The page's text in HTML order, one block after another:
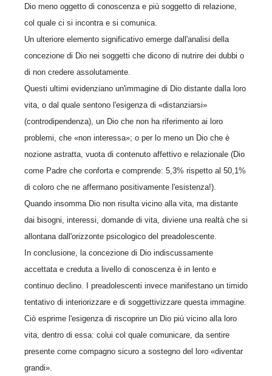
Dio meno oggetto di conoscenza e più soggetto di relazione,
col quale ci si incontra e si comunica.
Un ulteriore elemento significativo emerge dall'analisi della
concezione di Dio nei soggetti che dicono di nutrire dei dubbi o
di non credere assolutamente.
Questi ultimi evidenziano un'immagine di Dio distante dalla loro
vita, o dal quale sentono l'esigenza di «distanziarsi»
(controdipendenza), un Dio che non ha riferimento ai loro
problemi, che «non interessa»; o per lo meno un Dio che è
nozione astratta, vuota di contenuto affettivo e relazionale (Dio
come Padre che conforta e comprende: 5,3% rispetto al 50,1%
di coloro che ne affermano positivamente l'esistenza!).
Quando insomma Dio non risulta vicino alla vita, ma distante
dai bisogni, interessi, domande di vita, diviene una realtà che si
allontana dall'orizzonte psicologico del preadolescente.
In conclusione, la concezione di Dio indiscussamente
accettata e creduta a livello di conoscenza è in lento e
continuo declino. I preadolescenti invece manifestano un timido
tentativo di interiorizzare e di soggettivizzare questa immagine.
Ciò esprime l'esigenza di riscoprire un Dio più vicino alla loro
vita, dentro di essa: colui col quale comunicare, da sentire
presente come compagno sicuro a sostegno del loro «diventar
grandi».